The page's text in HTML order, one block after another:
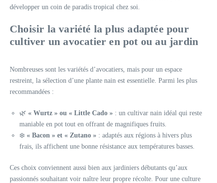
développer un coin de paradis tropical chez soi.
Choisir la variété la plus adaptée pour
cultiver un avocatier en pot ou au jardin
Nombreuses sont les variétés d’avocatiers, mais pour un espace
restreint, la sélection d’une plante nain est essentielle. Parmi les plus
recommandées :
🌿 « Wurtz » ou « Little Cado » : un cultivar nain idéal qui reste
maniable en pot tout en offrant de magnifiques fruits.
❄️ « Bacon » et « Zutano » : adaptés aux régions à hivers plus
frais, ils affichent une bonne résistance aux températures basses.
Ces choix conviennent aussi bien aux jardiniers débutants qu’aux
passionnés souhaitant voir naître leur propre récolte. Pour une culture